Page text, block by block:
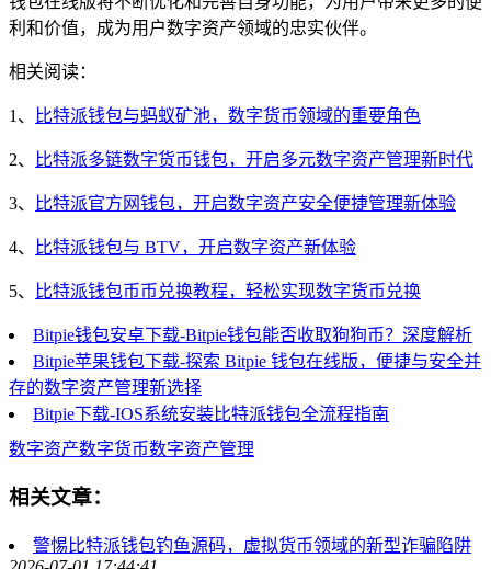
利和价值，成为用户数字资产领域的忠实伙伴。
相关阅读：
1、 比特派钱包与蚂蚁矿池，数字货币领域的重要角色
2、 比特派多链数字货币钱包，开启多元数字资产管理新时代
3、 比特派官方网钱包，开启数字资产安全便捷管理新体验
4、 比特派钱包与 BTV，开启数字资产新体验
5、 比特派钱包币币兑换教程，轻松实现数字货币兑换
Bitpie钱包安卓下载-Bitpie钱包能否收取狗狗币？深度解析
Bitpie苹果钱包下载-探索 Bitpie 钱包在线版，便捷与安全并
存的数字资产管理新选择
Bitpie下载-IOS系统安装比特派钱包全流程指南
数字资产数字货币数字资产管理
相关文章：
警惕比特派钱包钓鱼源码，虚拟货币领域的新型诈骗陷阱